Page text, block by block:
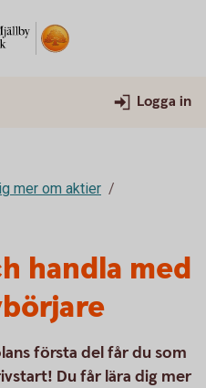
Logga in
mer om aktier
handla med
första del får du som
Du får lära dig mer